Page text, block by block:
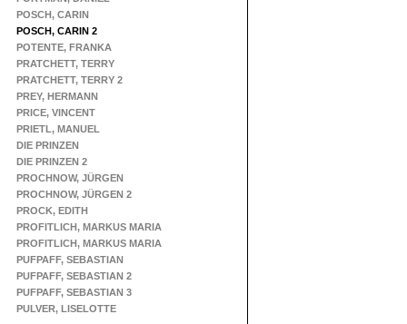
POSCH, CARIN
POSCH, CARIN 2
POTENTE, FRANKA
PRATCHETT, TERRY
PRATCHETT, TERRY 2
PREY, HERMANN
PRICE, VINCENT
PRIETL, MANUEL
DIE PRINZEN
DIE PRINZEN 2
PROCHNOW, JÜRGEN
PROCHNOW, JÜRGEN 2
PROCK, EDITH
PROFITLICH, MARKUS MARIA
PROFITLICH, MARKUS MARIA
PUFPAFF, SEBASTIAN
PUFPAFF, SEBASTIAN 2
PUFPAFF, SEBASTIAN 3
PULVER, LISELOTTE